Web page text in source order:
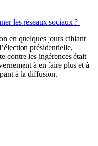
les réseaux sociaux ?
en quelques jours ciblant
présidentielle,
contre les ingérences était
à en faire plus et à
à la diffusion.